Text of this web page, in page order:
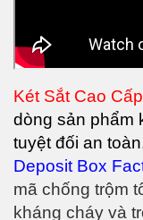
Két Sắt Cao
dòng sản phẩm
tuyệt đối an
Deposit Box
mã chống trộm
kháng cháy và